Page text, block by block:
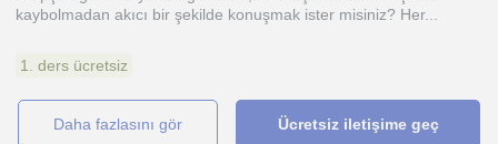
kaybolmadan akıcı bir şekilde konuşmak ister misiniz? Her...
1. ders ücretsiz
daha fazlasını gör Ücretsiz iletişime geç